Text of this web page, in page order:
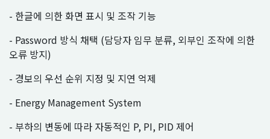
- 한글에 의한 화면 표시 및 조작 기능
- Password 방식 채택 (담당자 임무 분류, 외부인 조작에 의한
오류 방지)
- 경보의 우선 순위 지정 및 지연 억제
- Energy Management System
- 부하의 변동에 따라 자동적인 P, PI, PID 제어